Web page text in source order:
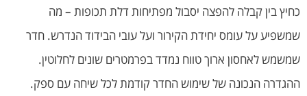
כחיץ בין קבלה להפצה יסבול מפתיחות דלת תכופות – מה
שמשפיע על עומס יחידת הקירור ועל עובי הבידוד הנדרש. חדר
שמשמש לאחסון ארוך טווח נמדד בפרמטרים שונים לחלוטין.
ההגדרה הנכונה של שימוש החדר קודמת לכל שיחה עם ספק.